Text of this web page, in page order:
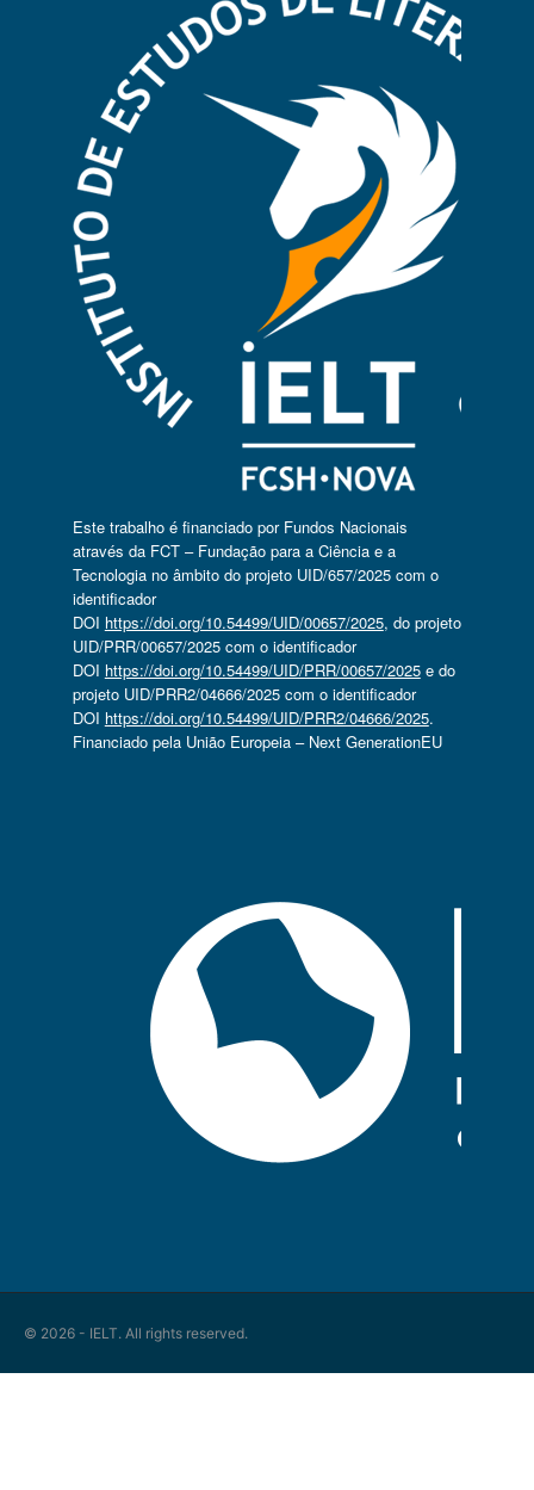
Este trabalho é financiado por Fundos Nacionais
através da FCT – Fundação para a Ciência e a
Tecnologia no âmbito do projeto UID/657/2025 com o
identificador
DOI https://doi.org/10.54499/UID/00657/2025, do projeto
UID/PRR/00657/2025 com o identificador
DOI https://doi.org/10.54499/UID/PRR/00657/2025e do
projeto UID/PRR2/04666/2025 com o identificador
DOI https://doi.org/10.54499/UID/PRR2/04666/2025.
Financiado pela União Europeia – Next GenerationEU
© 2026 - IELT. All rights reserved.